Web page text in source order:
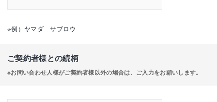
※例）ヤマダ サブロウ
ご契約者様との続柄
※お問い合わせ人様がご契約者様以外の場合は、ご入力をお願いします。